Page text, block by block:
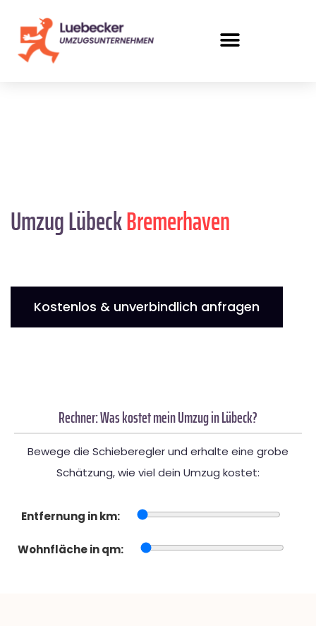
Umzug LübeckBremer­haven
Kostenlos & unverbindlich anfragen
Rechner: Was kostet mein Umzug in Lübeck?
Bewege die Schieberegler und erhalte eine grobe
Schätzung, wie viel dein Umzug kostet:
Entfernung in km:
Wohnfläche in qm: